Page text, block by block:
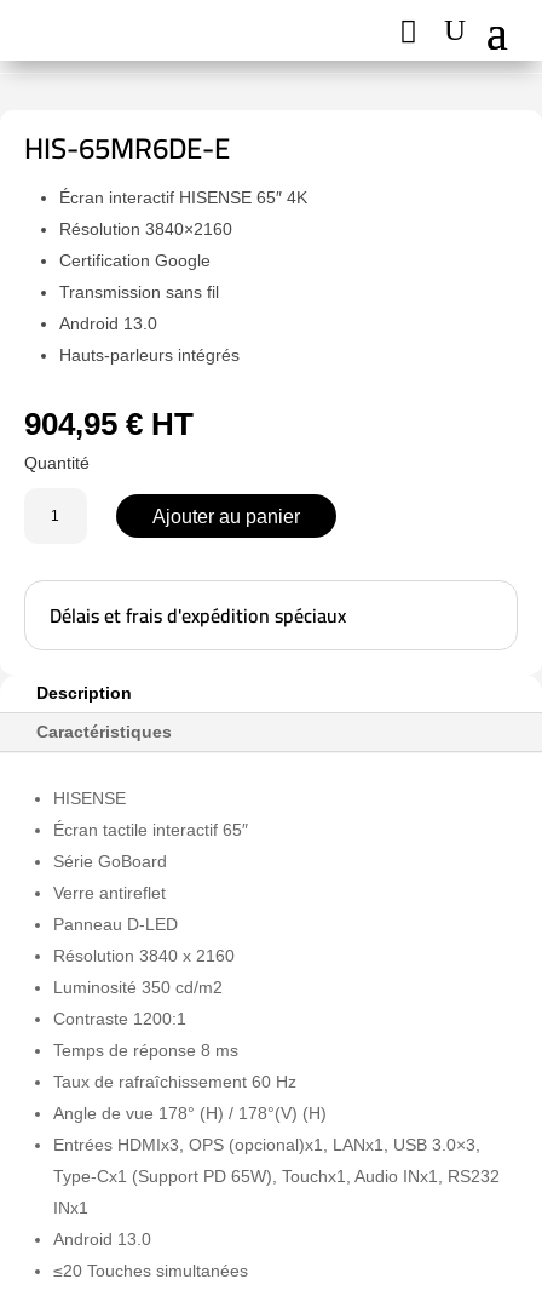
HIS-65MR6DE-E
Écran interactif HISENSE 65″ 4K
Résolution 3840×2160
Certification Google
Transmission sans fil
Android 13.0
Hauts-parleurs intégrés
904,95 € HT
65MR6DE-
Ajouter au panier
Délais et frais d'expédition spéciaux
Description
Caractéristiques
HISENSE
Écran tactile interactif 65″
Série GoBoard
Verre antireflet
Panneau D-LED
Résolution 3840 x 2160
Luminosité 350 cd/m2
Contraste 1200:1
Temps de réponse 8 ms
Taux de rafraîchissement 60 Hz
Angle de vue 178° (H) / 178°(V) (H)
Entrées HDMIx3, OPS (opcional)x1, LANx1, USB 3.0×3,
Type-Cx1 (Support PD 65W), Touchx1, Audio INx1, RS232
INx1
Android 13.0
≤20 Touches simultanées